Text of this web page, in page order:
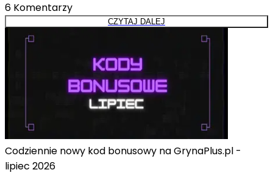
6 Komentarzy
CZYTAJ DALEJ
Codziennie nowy kod bonusowy na GrynaPlus.pl -
lipiec 2026